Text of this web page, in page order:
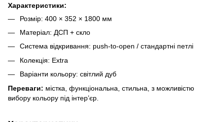
Характеристики:
Розмір: 400 × 352 × 1800 мм
Матеріал: ДСП + скло
Система відкривання: push-to-open / стандартні петлі
Колекція: Extra
Варіанти кольору: світлий дуб
Переваги: містка, функціональна, стильна, з можливістю
вибору кольору під інтер’єр.